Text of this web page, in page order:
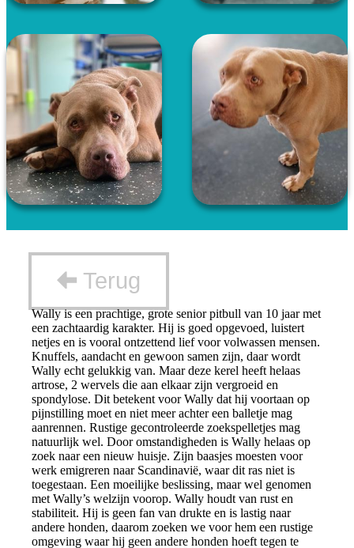
Terug
Wally is een prachtige, grote senior pitbull van 10 jaar met
een zachtaardig karakter. Hij is goed opgevoed, luistert
netjes en is vooral ontzettend lief voor volwassen mensen.
Knuffels, aandacht en gewoon samen zijn, daar wordt
Wally echt gelukkig van. Maar deze kerel heeft helaas
artrose, 2 wervels die aan elkaar zijn vergroeid en
spondylose. Dit betekent voor Wally dat hij voortaan op
pijnstilling moet en niet meer achter een balletje mag
aanrennen. Rustige gecontroleerde zoekspelletjes mag
natuurlijk wel. Door omstandigheden is Wally helaas op
zoek naar een nieuw huisje. Zijn baasjes moesten voor
werk emigreren naar Scandinavië, waar dit ras niet is
toegestaan. Een moeilijke beslissing, maar wel genomen
met Wally’s welzijn voorop. Wally houdt van rust en
stabiliteit. Hij is geen fan van drukte en is lastig naar
andere honden, daarom zoeken we voor hem een rustige
omgeving waar hij geen andere honden hoeft tegen te